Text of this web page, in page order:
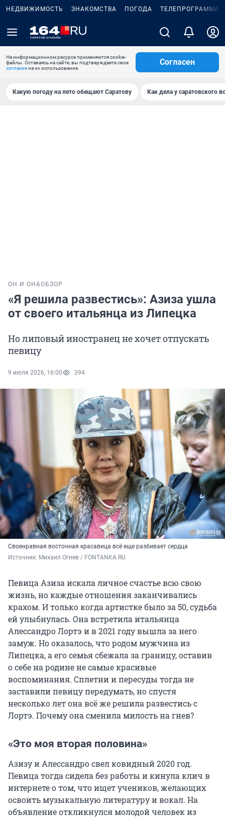
НЕДВИЖИМОСТЬ ЗНАКОМСТВА ПОГОДА ТЕЛЕПРОГРАММА
На информационном ресурсе применяются cookie-
файлы. Оставаясь на сайте, вы подтверждаете свое
согласиена их использование.
Согласен
Какую погоду на лето обещают Саратову Как дела у саратовского
ОН И ОНАОБЗОР
«Я решила развестись»: Азиза ушла
от своего итальянца из Липецка
Но липовый иностранец не хочет отпускать
певицу
9 июля 2026, 16:00 394
Своенравная восточная красавица всё еще разбивает сердца
Источник: Михаил Огнев / FONTANKA.RU
Певица Азиза искала личное счастье всю свою
жизнь, но каждые отношения заканчивались
крахом. И только когда артистке было за 50, судьба
ей улыбнулась. Она встретила итальянца
Алессандро Лортэ и в 2021 году вышла за него
замуж. Но оказалось, что родом мужчина из
Липецка, а его семья сбежала за границу, оставив
о себе на родине не самые красивые
воспоминания. Сплетни и пересуды тогда не
заставили певицу передумать, но спустя
несколько лет она всё же решила развестись с
Лортэ. Почему она сменила милость на гнев?
«Это моя вторая половина»
Азизу и Алессандро свел ковидный 2020 год.
Певица тогда сидела без работы и кинула клич в
интернете о том, что ищет учеников, желающих
освоить музыкальную литературу и вокал. На
объявление откликнулся молодой человек из